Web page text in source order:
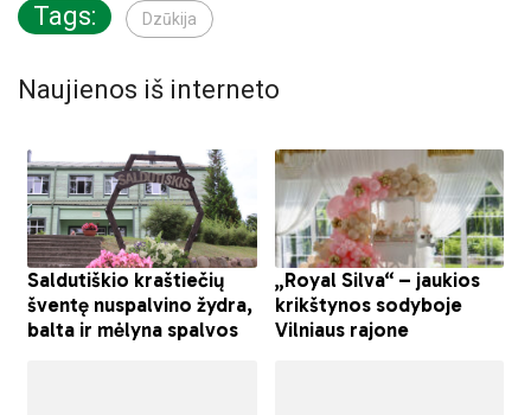
Tags: Dzūkija
Naujienos iš interneto